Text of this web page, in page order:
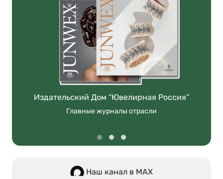
Издательский Дом “Ювелирная Россия”
Главные журналы отрасли
Наш канал в МАХ